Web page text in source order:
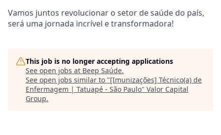
Vamos juntos revolucionar o setor de saúde do país,
será uma jornada incrível e transformadora!
This job is no longer accepting applications
See open jobs at Beep Saúde.
See open jobs similar to "[Imunizações] Técnico(a) de
Enfermagem | Tatuapé - São Paulo" Valor Capital
Group.